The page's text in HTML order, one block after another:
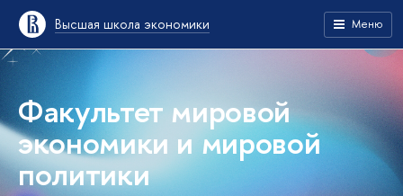
Высшая школа экономики Меню
Факультет мировой
экономики и мировой
политики